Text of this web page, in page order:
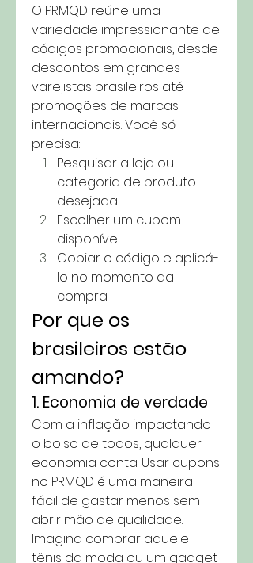
O PRMQD reúne uma
variedade impressionante de
códigos promocionais, desde
descontos em grandes
varejistas brasileiros até
promoções de marcas
internacionais. Você só
precisa:
Pesquisar a loja ou
categoria de produto
desejada.
Escolher um cupom
disponível.
Copiar o código e aplicá-
lo no momento da
compra.
Por que os
brasileiros estão
amando?
1. Economia de verdade
Com a inflação impactando
o bolso de todos, qualquer
economia conta. Usar cupons
no PRMQD é uma maneira
fácil de gastar menos sem
abrir mão de qualidade.
Imagina comprar aquele
tênis da moda ou um gadget